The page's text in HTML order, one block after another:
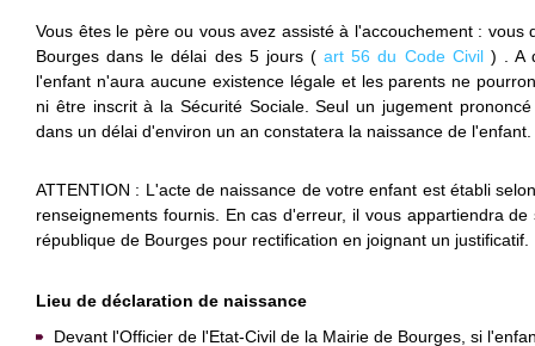
Vous êtes le père ou vous avez assisté à l'accouchement :
Bourges dans le délai des 5 jours (art 56 du Code Civil) . A
l'enfant n'aura aucune existence légale et les parents ne
ni être inscrit à la Sécurité Sociale. Seul un jugement
dans un délai d'environ un an constatera la naissance de l'enfant.
ATTENTION : L'acte de naissance de votre enfant est établi
renseignements fournis. En cas d'erreur, il vous appartiendra
république de Bourges pour rectification en joignant un justificatif.
Lieu de déclaration de naissance
Devant l'Officier de l'Etat-Civil de la Mairie de Bourges, si